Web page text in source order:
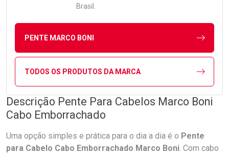
Brasil.
PENTE MARCO BONI
TODOS OS PRODUTOS DA MARCA
Descrição Pente Para Cabelos Marco Boni
Cabo Emborrachado
Uma opção simples e prática para o dia a dia é o Pente
para Cabelo Cabo Emborrachado Marco Boni. Com cabo